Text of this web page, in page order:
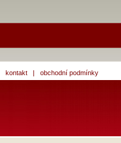
kontakt | obchodní podmínky